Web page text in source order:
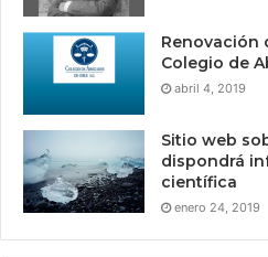
Renovación
Colegio de
abril 4, 2019
Sitio web
dispondrá
científica
enero 24, 2019